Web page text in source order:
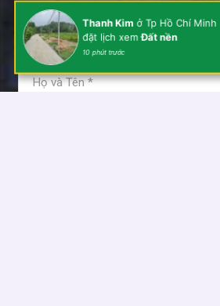
sẽ tư vấn và gửi thông tin mới của
trong thời gian sớm nhất. Thông tin
bảo mật và chỉ sử dụng cho dự án của
Thanh Kim ở Tp Hồ Chí Minh
đặt lịch xemĐất nền
10 phút trước